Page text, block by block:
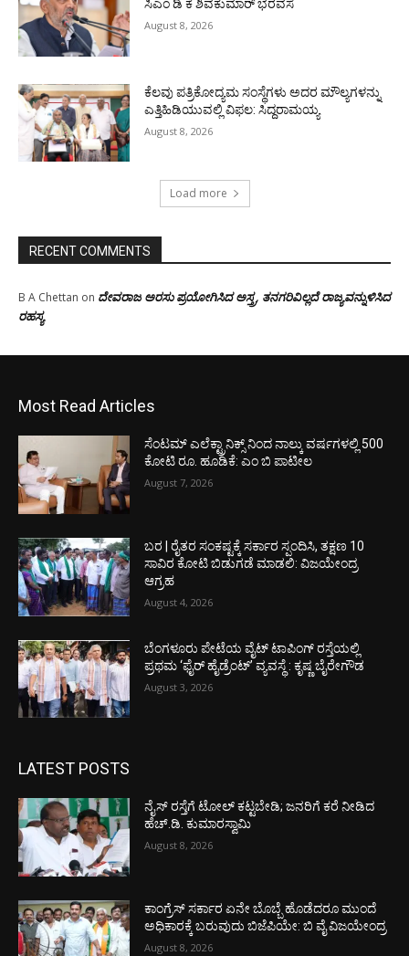
ಸಿಎಂ ಡಿ ಕೆ ಶಿವಕುಮಾರ್ ಭರವಸೆ
August 8, 2026
ಕೆಲವು ಪತ್ರಿಕೋದ್ಯಮ ಸಂಸ್ಥೆಗಳು ಅದರ ಮೌಲ್ಯಗಳನ್ನು
ಎತ್ತಿಹಿಡಿಯುವಲ್ಲಿ ವಿಫಲ: ಸಿದ್ದರಾಮಯ್ಯ
August 8, 2026
Load more
RECENT COMMENTS
B A Chettan on ದೇವರಾಜ ಅರಸು ಪ್ರಯೋಗಿಸಿದ ಅಸ್ತ್ರ, ತನಗರಿವಿಲ್ಲದೆ ರಾಜ್ಯವನ್ನುಳಿಸಿದ
ರಹಸ್ಯ
Most Read Articles
ಸೆಂಟಮ್ ಎಲೆಕ್ಟ್ರಾನಿಕ್ಸ್ ನಿಂದ ನಾಲ್ಕು ವರ್ಷಗಳಲ್ಲಿ 500
ಕೋಟಿ ರೂ. ಹೂಡಿಕೆ: ಎಂ ಬಿ ಪಾಟೀಲ
August 7, 2026
ಬರ | ರೈತರ ಸಂಕಷ್ಟಕ್ಕೆ ಸರ್ಕಾರ ಸ್ಪಂದಿಸಿ, ತಕ್ಷಣ 10
ಸಾವಿರ ಕೋಟಿ ಬಿಡುಗಡೆ ಮಾಡಲಿ: ವಿಜಯೇಂದ್ರ
ಆಗ್ರಹ
August 4, 2026
ಬೆಂಗಳೂರು ಪೇಟೆಯ ವೈಟ್ ಟಾಪಿಂಗ್ ರಸ್ತೆಯಲ್ಲಿ
ಪ್ರಥಮ ‘ಫೈರ್ ಹೈಡ್ರೆಂಟ್’ ವ್ಯವಸ್ಥೆ : ಕೃಷ್ಣ ಬೈರೇಗೌಡ
August 3, 2026
LATEST POSTS
ನೈಸ್ ರಸ್ತೆಗೆ ಟೋಲ್ ಕಟ್ಟಬೇಡಿ; ಜನರಿಗೆ ಕರೆ ನೀಡಿದ
ಹೆಚ್.ಡಿ. ಕುಮಾರಸ್ವಾಮಿ
August 8, 2026
ಕಾಂಗ್ರೆಸ್ ಸರ್ಕಾರ ಏನೇ ಬೊಬ್ಬೆ ಹೊಡೆದರೂ ಮುಂದೆ
ಅಧಿಕಾರಕ್ಕೆ ಬರುವುದು ಬಿಜೆಪಿಯೇ: ಬಿ ವೈ ವಿಜಯೇಂದ್ರ
August 8, 2026